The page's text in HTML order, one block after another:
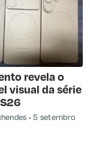
revela o
visual da série
5 setembro